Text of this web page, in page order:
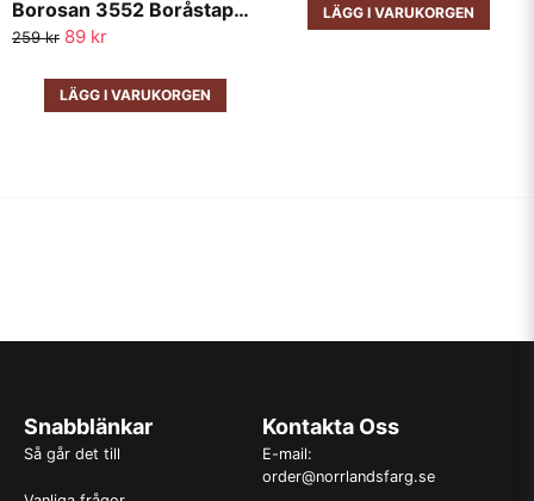
Borosan 3552 Boråstapeter
259 kr 89 kr
LÄGG I VARUKORGEN
LÄGG I VARUKORGEN
Snabblänkar
Så går det till
Kontakta Oss
E-mail:
order@norrlandsfarg.se